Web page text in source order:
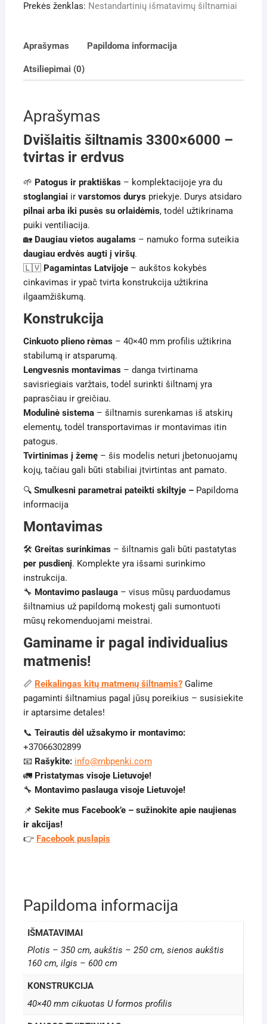
Prekės ženklas: Nestandartinių išmatavimų šiltnamiai
Aprašymas Papildoma informacija
Atsiliepimai (0)
Aprašymas
Dvišlaitis šiltnamis 3300×6000 –
tvirtas ir erdvus
🌱 Patogus ir praktiškas– komplektacijoje yra du
stoglangiai ir varstomos duryspriekyje. Durys atsidaro
pilnai arba iki pusės su orlaidėmis, todėl užtikrinama
puiki ventiliacija.
🏡 Daugiau vietos augalams– namuko forma suteikia
daugiau erdvės augti į viršų.
🇱🇻 Pagamintas Latvijoje– aukštos kokybės
cinkavimas ir ypač tvirta konstrukcija užtikrina
ilgaamžiškumą.
Konstrukcija
Cinkuoto plieno rėmas– 40×40 mm profilis užtikrina
stabilumą ir atsparumą.
Lengvesnis montavimas– danga tvirtinama
savisriegiais varžtais, todėl surinkti šiltnamį yra
paprasčiau ir greičiau.
Modulinė sistema– šiltnamis surenkamas iš atskirų
elementų, todėl transportavimas ir montavimas itin
patogus.
Tvirtinimas į žemę– šis modelis neturi įbetonuojamų
kojų, tačiau gali būti stabiliai įtvirtintas ant pamato.
🔍 Smulkesni parametrai pateikti skiltyje – Papildoma
informacija
Montavimas
🛠 Greitas surinkimas– šiltnamis gali būti pastatytas
per pusdienį. Komplekte yra išsami surinkimo
instrukcija.
🔧 Montavimo paslauga– visus mūsų parduodamus
šiltnamius už papildomą mokestį gali sumontuoti
mūsų rekomenduojami meistrai.
Gaminame ir pagal individualius
matmenis!
📏 Reikalingas kitų matmenų šiltnamis?Galime
pagaminti šiltnamius pagal jūsų poreikius – susisiekite
ir aptarsime detales!
📞 Teirautis dėl užsakymo ir montavimo:
+37066302899
📧 Rašykite: info@mbpenki.com
🚛 Pristatymas visoje Lietuvoje!
🔧 Montavimo paslauga visoje Lietuvoje!
📌 Sekite mus Facebook’e – sužinokite apie naujienas
ir akcijas!
👉 Facebook puslapis
Papildoma informacija
IŠMATAVIMAI
Plotis – 350 cm, aukštis – 250 cm, sienos aukštis
160 cm, ilgis – 600 cm
KONSTRUKCIJA
40×40 mm cikuotas U formos profilis